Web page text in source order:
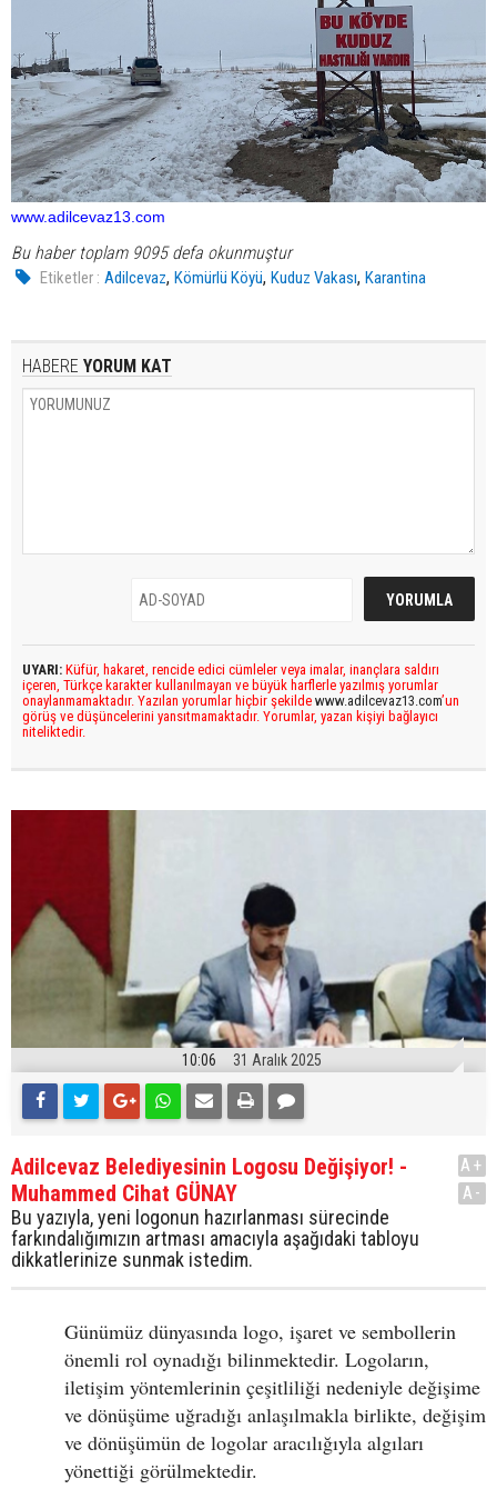
www.adilcevaz13.com
Bu haber toplam 9095 defa okunmuştur
Etiketler : Adilcevaz,Kömürlü Köyü,Kuduz Vakası,Karantina
HABERE YORUM KAT
UYARI: Küfür, hakaret, rencide edici cümleler veya imalar, inançlara saldırı
içeren, Türkçe karakter kullanılmayan ve büyük harflerle yazılmış yorumlar
onaylanmamaktadır. Yazılan yorumlar hiçbir şekilde www.adilcevaz13.com’un
görüş ve düşüncelerini yansıtmamaktadır. Yorumlar, yazan kişiyi bağlayıcı
niteliktedir.
10:06 31 Aralık 2025
Adilcevaz Belediyesinin Logosu Değişiyor! -
Muhammed Cihat GÜNAY
Bu yazıyla, yeni logonun hazırlanması sürecinde
farkındalığımızın artması amacıyla aşağıdaki tabloyu
dikkatlerinize sunmak istedim.
A+
A-
Günümüz dünyasında logo, işaret ve sembollerin
önemli rol oynadığı bilinmektedir. Logoların,
iletişim yöntemlerinin çeşitliliği nedeniyle değişime
ve dönüşüme uğradığı anlaşılmakla birlikte, değişim
ve dönüşümün de logolar aracılığıyla algıları
yönettiği görülmektedir.